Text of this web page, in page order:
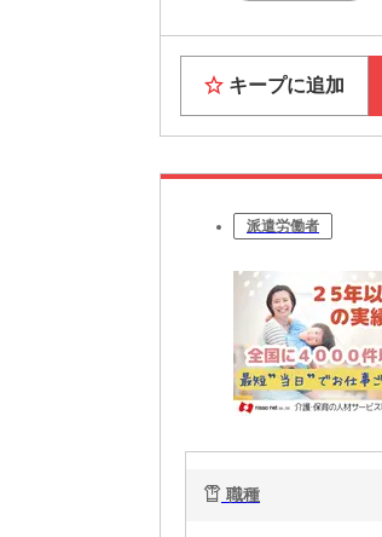
キープに追加
派遣労働者
職種